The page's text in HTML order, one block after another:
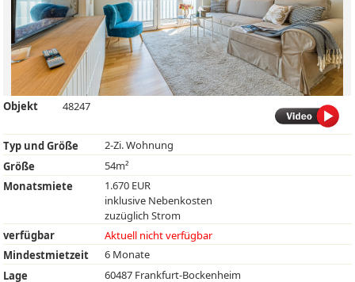
Objekt 48247
Typ und Größe
2-Zi. Wohnung
Größe
54m²
Monatsmiete
1.670 EUR
inklusive Nebenkosten
zuzüglich Strom
verfügbar
Aktuell nicht verfügbar
Mindestmietzeit
6 Monate
Lage
60487 Frankfurt-Bockenheim